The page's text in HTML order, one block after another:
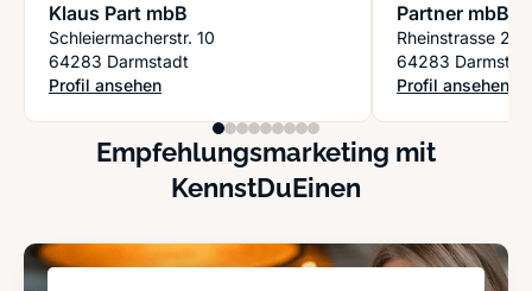
Klaus Part mbB
Schleiermacherstr. 10
64283 Darmstadt
Profil ansehen
: OK-Rechtsanwälte Ostheim & Klaus Part mbB
Partner mbB
Rheinstrasse 20
64283
Profil ansehen
: Rechtsanwälte
Empfehlungsmarketing mit
KennstDuEinen